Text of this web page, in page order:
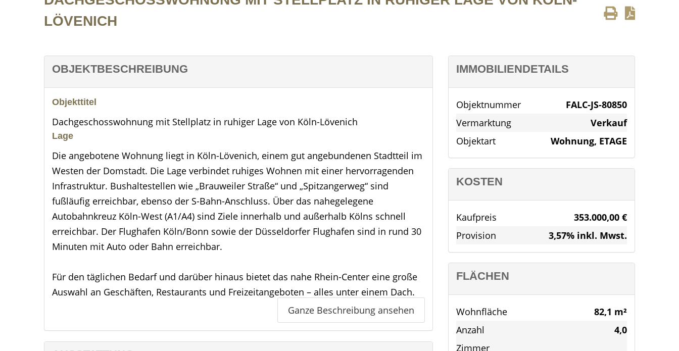
LÖVENICH
OBJEKTBESCHREIBUNG
Objekttitel
Dachgeschosswohnung mit Stellplatz in ruhiger Lage von Köln-Lövenich
Lage
Die angebotene Wohnung liegt in Köln-Lövenich, einem gut angebundenen Stadtteil im
Westen der Domstadt. Die Lage verbindet ruhiges Wohnen mit einer hervorragenden
Infrastruktur. Bushaltestellen wie „Brauweiler Straße“ und „Spitzangerweg“ sind
fußläufig erreichbar, ebenso der S-Bahn-Anschluss. Über das nahegelegene
Autobahnkreuz Köln-West (A1/A4) sind Ziele innerhalb und außerhalb Kölns schnell
erreichbar. Der Flughafen Köln/Bonn sowie der Düsseldorfer Flughafen sind in rund 30
Minuten mit Auto oder Bahn erreichbar.
Für den täglichen Bedarf und darüber hinaus bietet das nahe Rhein-Center eine große
Auswahl an Geschäften, Restaurants und Freizeitangeboten – alles unter einem Dach.
Auch gemütliche Restaurants in Lövenich, wie das Haus Schimberg, die Lövenicher
Stuben oder die Alte Schmiede, laden zu entspannten Abenden ein.
Ganze Beschreibung ansehen
IMMOBILIENDETAILS
Objektnummer
FALC-JS-80850
Vermarktung
Verkauf
Objektart
Wohnung, ETAGE
KOSTEN
Kaufpreis
353.000,00 €
Provision
3,57% inkl. Mwst.
FLÄCHEN
Wohnfläche
82,1 m²
Anzahl
Zimmer
4,0